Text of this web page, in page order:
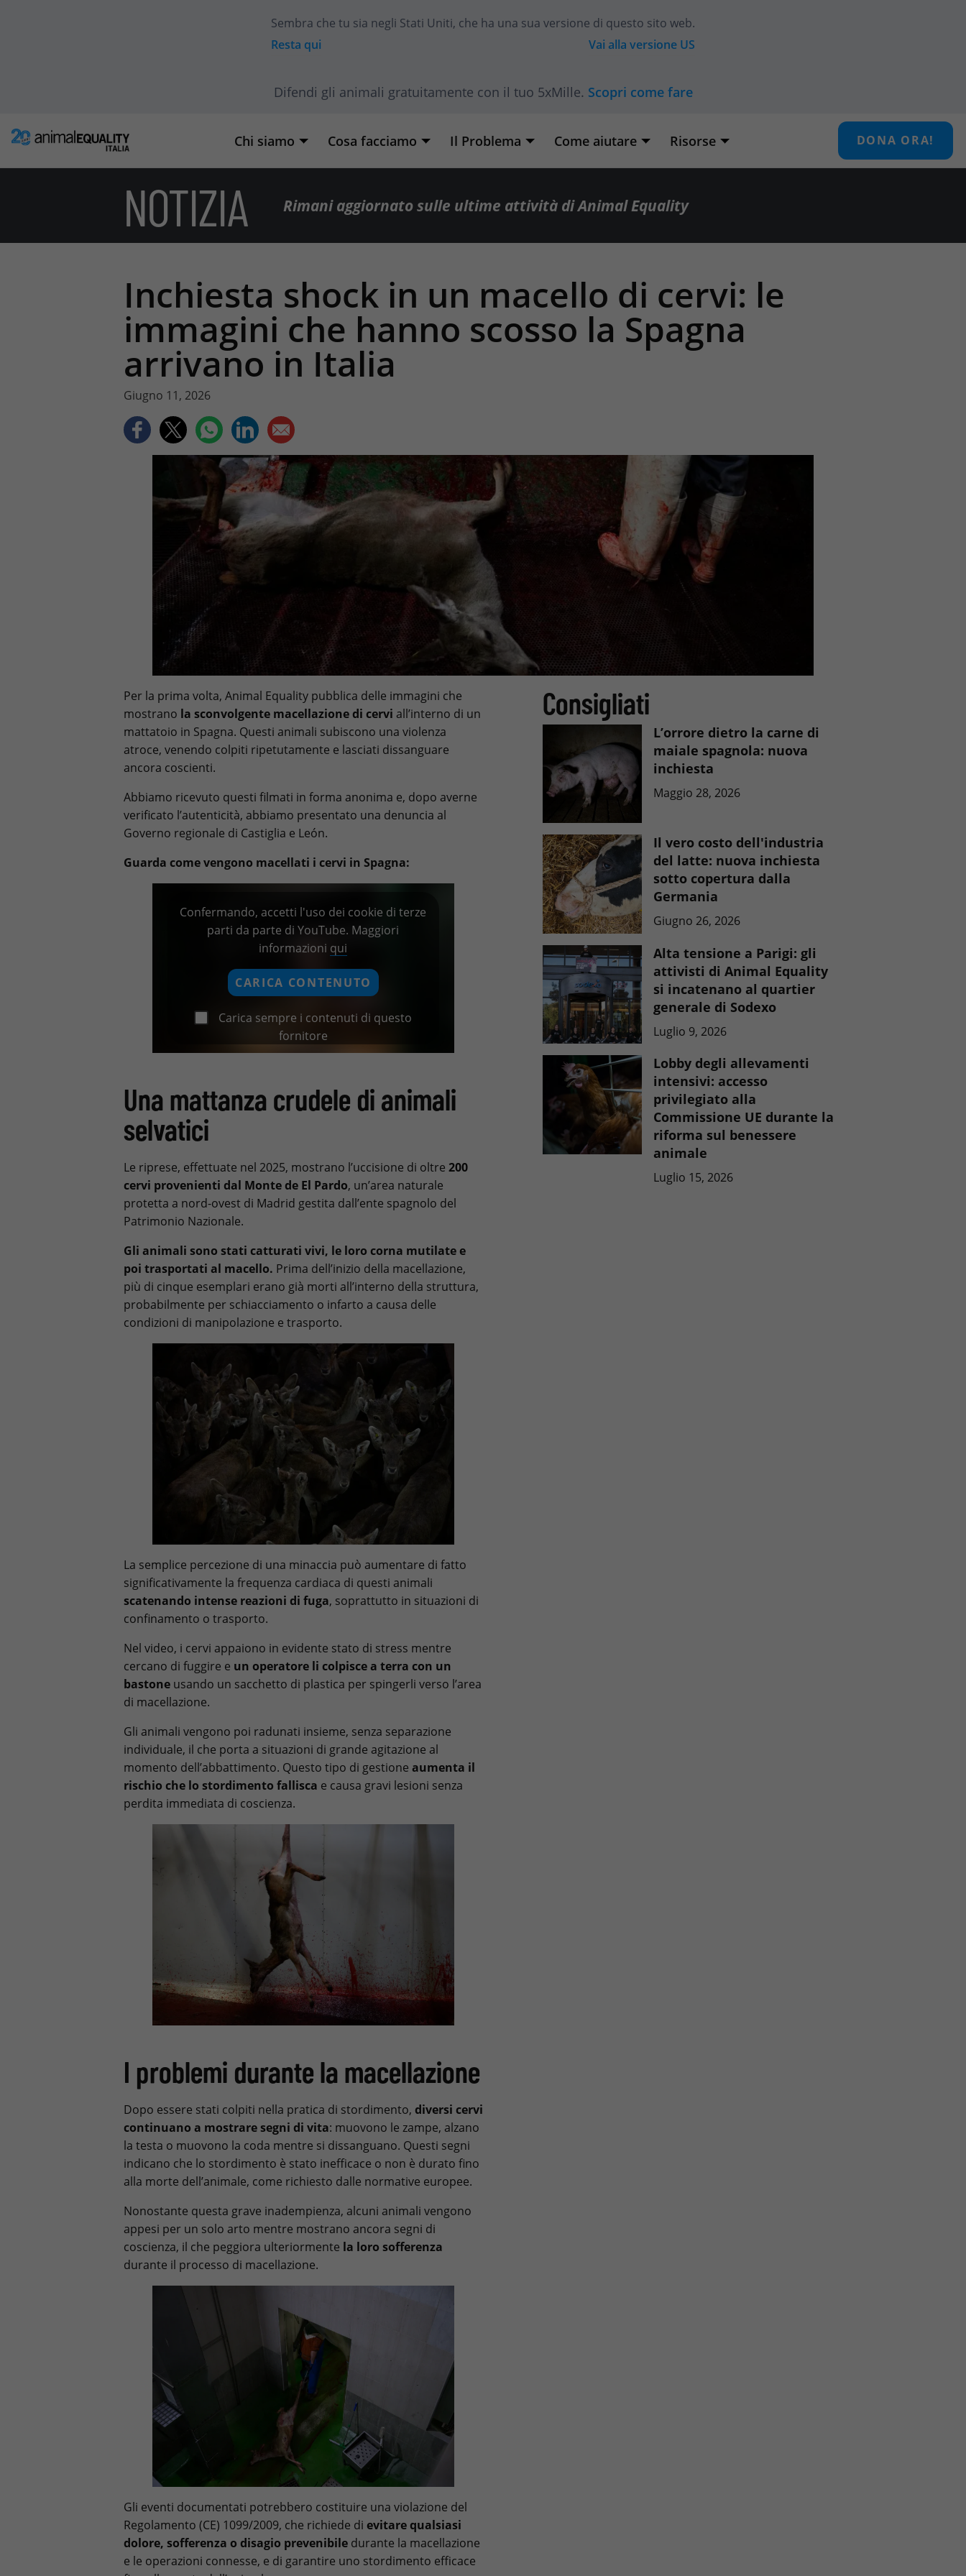
Sembra che tu sia negli Stati Uniti, che ha una sua versione di questo sito web.
Resta qui
Vai alla versione US
Difendi gli animali gratuitamente con il tuo 5xMille. Scopri come fare
Chi siamo Cosa facciamo Il Problema Come aiutare Risorse DONA ORA!
NOTIZIA Rimani aggiornato sulle ultime attività di Animal Equality
Inchiesta shock in un macello di cervi: le
immagini che hanno scosso la Spagna
arrivano in Italia
Giugno 11, 2026
Per la prima volta, Animal Equality pubblica delle immagini che
mostrano la sconvolgente macellazione di cervi all’interno di un
mattatoio in Spagna. Questi animali subiscono una violenza
atroce, venendo colpiti ripetutamente e lasciati dissanguare
ancora coscienti.
Abbiamo ricevuto questi filmati in forma anonima e, dopo averne
verificato l’autenticità, abbiamo presentato una denuncia al
Governo regionale di Castiglia e León.
Guarda come vengono macellati i cervi in Spagna:
Confermando, accetti l'uso dei cookie di terze
parti da parte di YouTube. Maggiori
informazioni qui
CARICA CONTENUTO
Carica sempre i contenuti di questo
fornitore
Una mattanza crudele di animali
selvatici
Le riprese, effettuate nel 2025, mostrano l’uccisione di oltre 200
cervi provenienti dal Monte de El Pardo, un’area naturale
protetta a nord-ovest di Madrid gestita dall’ente spagnolo del
Patrimonio Nazionale.
Gli animali sono stati catturati vivi, le loro corna mutilate e
poi trasportati al macello. Prima dell’inizio della macellazione,
più di cinque esemplari erano già morti all’interno della struttura,
probabilmente per schiacciamento o infarto a causa delle
condizioni di manipolazione e trasporto.
La semplice percezione di una minaccia può aumentare di fatto
significativamente la frequenza cardiaca di questi animali
scatenando intense reazioni di fuga, soprattutto in situazioni di
confinamento o trasporto.
Nel video, i cervi appaiono in evidente stato di stress mentre
cercano di fuggire e un operatore li colpisce a terra con un
bastone usando un sacchetto di plastica per spingerli verso l’area
di macellazione.
Gli animali vengono poi radunati insieme, senza separazione
individuale, il che porta a situazioni di grande agitazione al
momento dell’abbattimento. Questo tipo di gestione aumenta il
rischio che lo stordimento fallisca e causa gravi lesioni senza
perdita immediata di coscienza.
I problemi durante la macellazione
Dopo essere stati colpiti nella pratica di stordimento, diversi cervi
continuano a mostrare segni di vita: muovono le zampe, alzano
la testa o muovono la coda mentre si dissanguano. Questi segni
indicano che lo stordimento è stato inefficace o non è durato fino
alla morte dell’animale, come richiesto dalle normative europee.
Nonostante questa grave inadempienza, alcuni animali vengono
appesi per un solo arto mentre mostrano ancora segni di
coscienza, il che peggiora ulteriormente la loro sofferenza
durante il processo di macellazione.
Gli eventi documentati potrebbero costituire una violazione del
Regolamento (CE) 1099/2009, che richiede di evitare qualsiasi
dolore, sofferenza o disagio prevenibile durante la macellazione
e le operazioni connesse, e di garantire uno stordimento efficace
Consigliati
L’orrore dietro la carne di
maiale spagnola: nuova
inchiesta
Maggio 28, 2026
Il vero costo dell'industria
del latte: nuova inchiesta
sotto copertura dalla
Germania
Giugno 26, 2026
Alta tensione a Parigi: gli
attivisti di Animal Equality
si incatenano al quartier
generale di Sodexo
Luglio 9, 2026
Lobby degli allevamenti
intensivi: accesso
privilegiato alla
Commissione UE durante la
riforma sul benessere
animale
Luglio 15, 2026